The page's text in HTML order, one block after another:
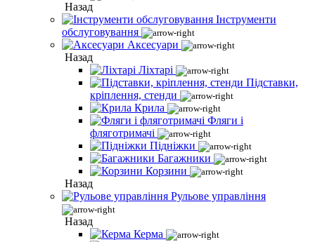
Назад
Інструменти
обслуговування
Аксесуари
Назад
Ліхтарі
Підставки,
кріплення, стенди
Крила
Фляги і
фляготримачі
Підніжки
Багажники
Корзини
Назад
Рульове управління
Назад
Керма